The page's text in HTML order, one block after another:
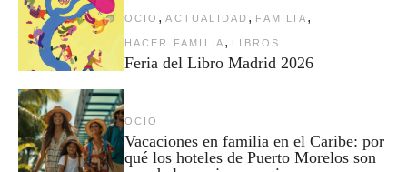
OCIO , ACTUALIDAD , FAMILIA ,
HACER FAMILIA , LIBROS
Feria del Libro Madrid 2026
OCIO
Vacaciones en familia en el Caribe: por
qué los hoteles de Puerto Morelos son